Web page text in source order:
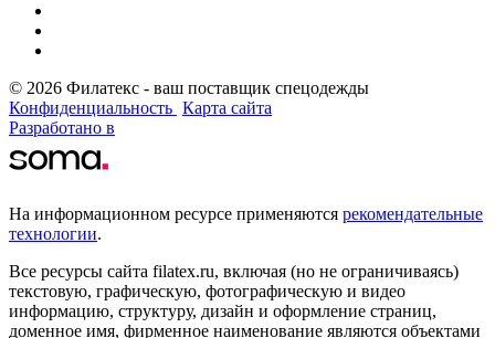
© 2026 Филатекс - ваш поставщик спецодежды
Конфиденциальность Карта сайта
Разработано в
На информационном ресурсе применяются рекомендательные
технологии.
Все ресурсы сайта filatex.ru, включая (но не ограничиваясь)
текстовую, графическую, фотографическую и видео
информацию, структуру, дизайн и оформление страниц,
доменное имя, фирменное наименование являются объектами